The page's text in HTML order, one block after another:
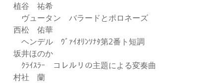
植谷 祐希
ヴュータン バラードとポロネーズ
西松 佑華
ヘンデル ｳﾞｧｲｵﾘﾝｿﾅﾀ第2番ト短調
坂井ほのか
ｸﾗｲｽﾗｰ コレルリの主題による変奏曲
村社 蘭